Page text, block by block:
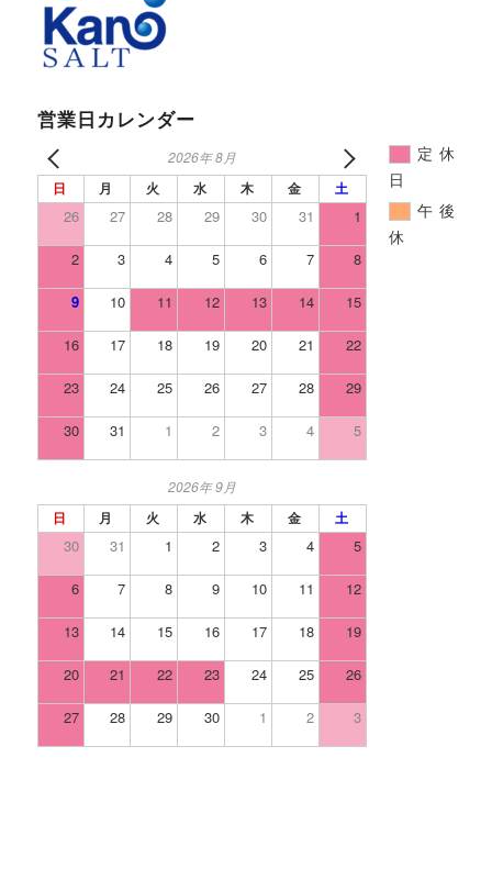
営業日カレンダー
2026年 8月
日
月 火 水 木 金 土
26 27 28 29 30 31 1
2 3 4 5 6 7 8
9 10 11 12 13 14 15
16 17 18 19 20 21 22
23 24 25 26 27 28 29
30 31 1 2 3 4 5
2026年 9月
日
月 火 水 木 金 土
30 31 1 2 3 4 5
6 7 8 9 10 11 12
13 14 15 16 17 18 19
20 21 22 23 24 25 26
27 28 29 30 1 2 3
定休
日
午後
休